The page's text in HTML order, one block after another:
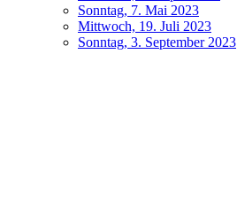
Sonntag, 7. Mai 2023
Mittwoch, 19. Juli 2023
Sonntag, 3. September 2023